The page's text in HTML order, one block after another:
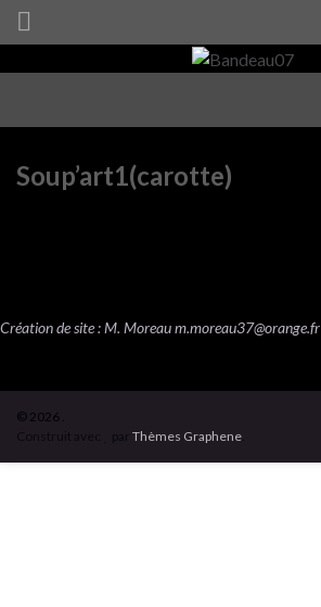
Soup’art1(carotte)
Création de site : M. Moreaum.moreau37@orange.fr
© 2026 .
Construit avec
parThèmes Graphene